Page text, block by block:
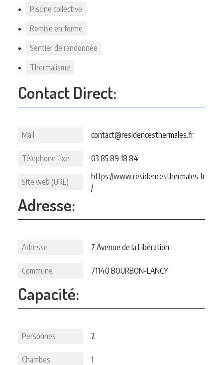
Piscine collective
Remise en forme
Sentier de randonnée
Thermalisme
Contact Direct:
Mail contact@residencesthermales.fr
Téléphone fixe 03 85 89 18 84
Site web (URL)
https://www.residencesthermales.fr
/
Adresse:
Adresse 7 Avenue de la Libération
Commune 71140 BOURBON-LANCY
Capacité:
Personnes 2
Chambes 1